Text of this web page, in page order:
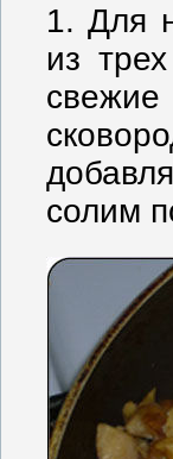
1. Для
из
солим